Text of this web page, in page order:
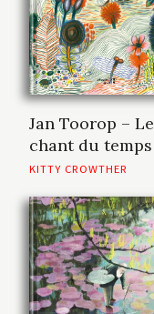
Jan Toorop – Le
chant du temps
KITTY CROWTHER